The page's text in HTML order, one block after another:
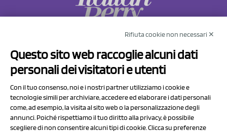
Via Prov.le Sassuolo Vignola 315/1
41057 Spilamberto (MO)
P.I/C.F. 01041460369
REA: MO 208553
Rifiuta cookie non necessari ✕
Questo sito web raccoglie alcuni dati
personali dei visitatori e utenti
Con il tuo consenso, noi e i nostri partner utilizziamo i cookie e
tecnologie simili per archiviare, accedere ed elaborare i dati personali
come, ad esempio, la visita al sito web o la personalizzazione degli
annunci. Poiché rispettiamo il tuo diritto alla privacy, è possibile
scegliere di non consentire alcuni tipi di cookie. Clicca su preferenze